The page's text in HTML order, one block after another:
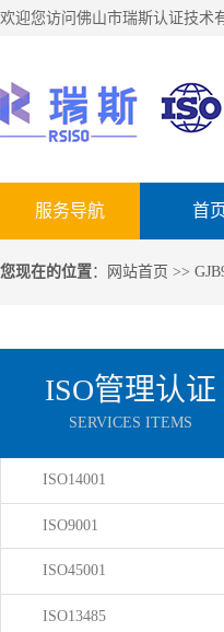
欢迎您访问佛山市瑞斯认证技术
服务导航 首
您现在的位置： 网站首页 >>
ISO管理认证
SERVICES ITEMS
ISO14001
ISO9001
ISO45001
ISO13485